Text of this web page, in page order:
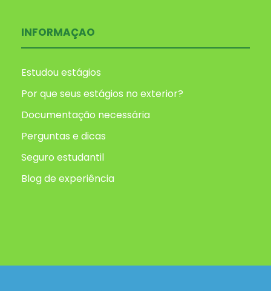
INFORMAÇAO
Estudou estágios
Por que seus estágios no exterior?
Documentação necessária
Perguntas e dicas
Seguro estudantil
Blog de experiência